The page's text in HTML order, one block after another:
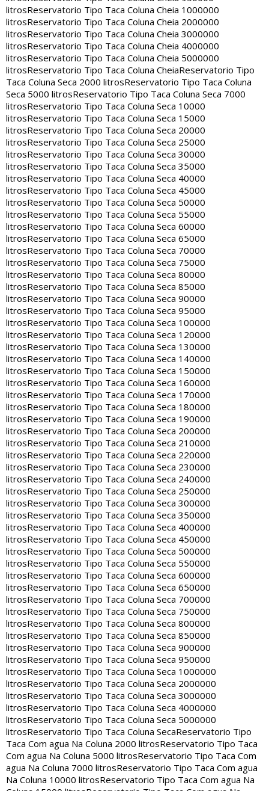
litrosReservatorio Tipo Taca Coluna Cheia 1000000
litrosReservatorio Tipo Taca Coluna Cheia 2000000
litrosReservatorio Tipo Taca Coluna Cheia 3000000
litrosReservatorio Tipo Taca Coluna Cheia 4000000
litrosReservatorio Tipo Taca Coluna Cheia 5000000
litrosReservatorio Tipo Taca Coluna CheiaReservatorio Tipo
Taca Coluna Seca 2000 litrosReservatorio Tipo Taca Coluna
Seca 5000 litrosReservatorio Tipo Taca Coluna Seca 7000
litrosReservatorio Tipo Taca Coluna Seca 10000
litrosReservatorio Tipo Taca Coluna Seca 15000
litrosReservatorio Tipo Taca Coluna Seca 20000
litrosReservatorio Tipo Taca Coluna Seca 25000
litrosReservatorio Tipo Taca Coluna Seca 30000
litrosReservatorio Tipo Taca Coluna Seca 35000
litrosReservatorio Tipo Taca Coluna Seca 40000
litrosReservatorio Tipo Taca Coluna Seca 45000
litrosReservatorio Tipo Taca Coluna Seca 50000
litrosReservatorio Tipo Taca Coluna Seca 55000
litrosReservatorio Tipo Taca Coluna Seca 60000
litrosReservatorio Tipo Taca Coluna Seca 65000
litrosReservatorio Tipo Taca Coluna Seca 70000
litrosReservatorio Tipo Taca Coluna Seca 75000
litrosReservatorio Tipo Taca Coluna Seca 80000
litrosReservatorio Tipo Taca Coluna Seca 85000
litrosReservatorio Tipo Taca Coluna Seca 90000
litrosReservatorio Tipo Taca Coluna Seca 95000
litrosReservatorio Tipo Taca Coluna Seca 100000
litrosReservatorio Tipo Taca Coluna Seca 120000
litrosReservatorio Tipo Taca Coluna Seca 130000
litrosReservatorio Tipo Taca Coluna Seca 140000
litrosReservatorio Tipo Taca Coluna Seca 150000
litrosReservatorio Tipo Taca Coluna Seca 160000
litrosReservatorio Tipo Taca Coluna Seca 170000
litrosReservatorio Tipo Taca Coluna Seca 180000
litrosReservatorio Tipo Taca Coluna Seca 190000
litrosReservatorio Tipo Taca Coluna Seca 200000
litrosReservatorio Tipo Taca Coluna Seca 210000
litrosReservatorio Tipo Taca Coluna Seca 220000
litrosReservatorio Tipo Taca Coluna Seca 230000
litrosReservatorio Tipo Taca Coluna Seca 240000
litrosReservatorio Tipo Taca Coluna Seca 250000
litrosReservatorio Tipo Taca Coluna Seca 300000
litrosReservatorio Tipo Taca Coluna Seca 350000
litrosReservatorio Tipo Taca Coluna Seca 400000
litrosReservatorio Tipo Taca Coluna Seca 450000
litrosReservatorio Tipo Taca Coluna Seca 500000
litrosReservatorio Tipo Taca Coluna Seca 550000
litrosReservatorio Tipo Taca Coluna Seca 600000
litrosReservatorio Tipo Taca Coluna Seca 650000
litrosReservatorio Tipo Taca Coluna Seca 700000
litrosReservatorio Tipo Taca Coluna Seca 750000
litrosReservatorio Tipo Taca Coluna Seca 800000
litrosReservatorio Tipo Taca Coluna Seca 850000
litrosReservatorio Tipo Taca Coluna Seca 900000
litrosReservatorio Tipo Taca Coluna Seca 950000
litrosReservatorio Tipo Taca Coluna Seca 1000000
litrosReservatorio Tipo Taca Coluna Seca 2000000
litrosReservatorio Tipo Taca Coluna Seca 3000000
litrosReservatorio Tipo Taca Coluna Seca 4000000
litrosReservatorio Tipo Taca Coluna Seca 5000000
litrosReservatorio Tipo Taca Coluna SecaReservatorio Tipo
Taca Com agua Na Coluna 2000 litrosReservatorio Tipo Taca
Com agua Na Coluna 5000 litrosReservatorio Tipo Taca Com
agua Na Coluna 7000 litrosReservatorio Tipo Taca Com agua
Na Coluna 10000 litrosReservatorio Tipo Taca Com agua Na